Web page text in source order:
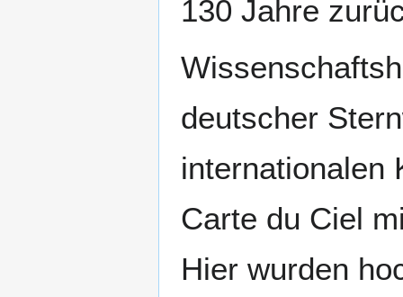
130 Jahre
deutscher
internationalen
Carte du Ciel
Hier wurden